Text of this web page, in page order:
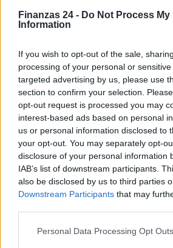
Finanzas 24 - Do Not Process My
Information
If you wish to opt-out of the sale,
processing of your personal or
targeted advertising by us, please use
section to confirm your selection.
opt-out request is processed you may
interest-based ads based on personal
us or personal information disclosed to
your opt-out. You may separately opt-
disclosure of your personal information
IAB’s list of downstream participants.
also be disclosed by us to third parties
Downstream Participants that may
Please note that this website/app uses
Personal Data Processing Opt Outs
Sigue leyendo
CRIPTOMONEDAS